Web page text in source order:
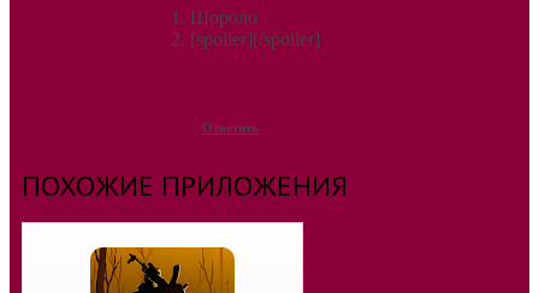
Шороло
[spoiler][/spoiler]
Ответить
ПОХОЖИЕ ПРИЛОЖЕНИЯ